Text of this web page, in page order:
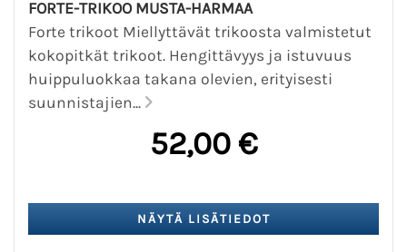
FORTE-TRIKOO MUSTA-HARMAA
Forte trikoot Miellyttävät trikoosta valmistetut
kokopitkät trikoot. Hengittävyys ja istuvuus
huippuluokkaa takana olevien, erityisesti
suunnistajien...
52,00 €